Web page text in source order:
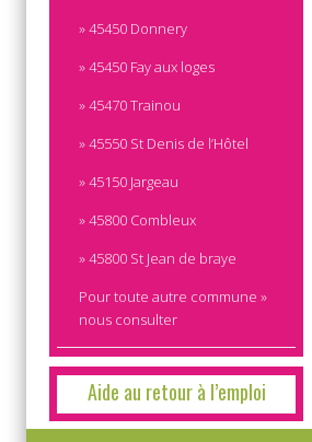
» 45450 Donnery
» 45450 Fay aux loges
» 45470 Trainou
» 45550 St Denis de l’Hôtel
» 45150 Jargeau
» 45800 Combleux
» 45800 St Jean de braye
Pour toute autre commune »
nous consulter
Aide au retour à l’emploi